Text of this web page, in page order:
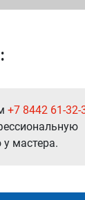
+7 8442 61-32-
мастера.